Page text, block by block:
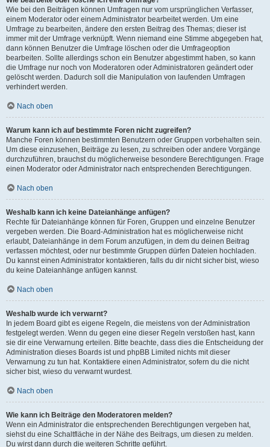
Wie bei den Beiträgen können Umfragen nur vom ursprünglichen Verfasser,
einem Moderator oder einem Administrator bearbeitet werden. Um eine
Umfrage zu bearbeiten, ändere den ersten Beitrag des Themas; dieser ist
immer mit der Umfrage verknüpft. Wenn niemand eine Stimme abgegeben hat,
dann können Benutzer die Umfrage löschen oder die Umfrageoption
bearbeiten. Sollte allerdings schon ein Benutzer abgestimmt haben, so kann
die Umfrage nur noch von Moderatoren oder Administratoren geändert oder
gelöscht werden. Dadurch soll die Manipulation von laufenden Umfragen
verhindert werden.
Nach oben
Warum kann ich auf bestimmte Foren nicht zugreifen?
Manche Foren können bestimmten Benutzern oder Gruppen vorbehalten sein.
Um diese einzusehen, Beiträge zu lesen, zu schreiben oder andere Vorgänge
durchzuführen, brauchst du möglicherweise besondere Berechtigungen. Frage
einen Moderator oder Administrator nach entsprechenden Berechtigungen.
Nach oben
Weshalb kann ich keine Dateianhänge anfügen?
Rechte für Dateianhänge können für Foren, Gruppen und einzelne Benutzer
vergeben werden. Die Board-Administration hat es möglicherweise nicht
erlaubt, Dateianhänge in dem Forum anzufügen, in dem du deinen Beitrag
verfassen möchtest, oder nur bestimmte Gruppen dürfen Dateien hochladen.
Du kannst einen Administrator kontaktieren, falls du dir nicht sicher bist, wieso
du keine Dateianhänge anfügen kannst.
Nach oben
Weshalb wurde ich verwarnt?
In jedem Board gibt es eigene Regeln, die meistens von der Administration
festgelegt werden. Wenn du gegen eine dieser Regeln verstoßen hast, kann
sie dir eine Verwarnung erteilen. Bitte beachte, dass dies die Entscheidung der
Administration dieses Boards ist und phpBB Limited nichts mit dieser
Verwarnung zu tun hat. Kontaktiere einen Administrator, sofern du die nicht
sicher bist, wieso du verwarnt wurdest.
Nach oben
Wie kann ich Beiträge den Moderatoren melden?
Wenn ein Administrator die entsprechenden Berechtigungen vergeben hat,
siehst du eine Schaltfläche in der Nähe des Beitrags, um diesen zu melden.
Du wirst dann durch die weiteren Schritte geführt.